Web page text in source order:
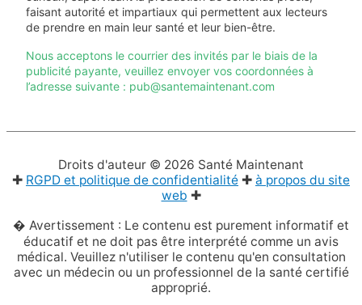
faisant autorité et impartiaux qui permettent aux lecteurs
de prendre en main leur santé et leur bien-être.
Nous acceptons le courrier des invités par le biais de la
publicité payante, veuillez envoyer vos coordonnées à
l’adresse suivante : pub@santemaintenant.com
Droits d'auteur © 2026 Santé Maintenant
✚ RGPD et politique de confidentialité ✚ à propos du site
web ✚
� Avertissement : Le contenu est purement informatif et
éducatif et ne doit pas être interprété comme un avis
médical. Veuillez n'utiliser le contenu qu'en consultation
avec un médecin ou un professionnel de la santé certifié
approprié.